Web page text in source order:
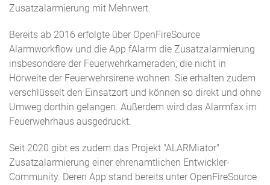
Zusatzalarmierung mit Mehrwert.
Bereits ab 2016 erfolgte über OpenFireSource
Alarmworkflow und die App fAlarm die Zusatzalarmierung
insbesondere der Feuerwehrkameraden, die nicht in
Hörweite der Feuerwehrsirene wohnen. Sie erhalten zudem
verschlüsselt den Einsatzort und können so direkt und ohne
Umweg dorthin gelangen. Außerdem wird das Alarmfax im
Feuerwehrhaus ausgedruckt.
Seit 2020 gibt es zudem das Projekt "ALARMiator"
Zusatzalarmierung einer ehrenamtlichen Entwickler-
Community. Deren App stand bereits unter OpenFireSource